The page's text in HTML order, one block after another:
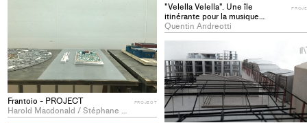
"Velella Velella". Une île
itinérante pour la musique
acoustique - PROJECT
Quentin Andreotti
Frantoio - PROJECT
Harold Macdonald / Stéphane Mauger
PROJECT
project
collections
+